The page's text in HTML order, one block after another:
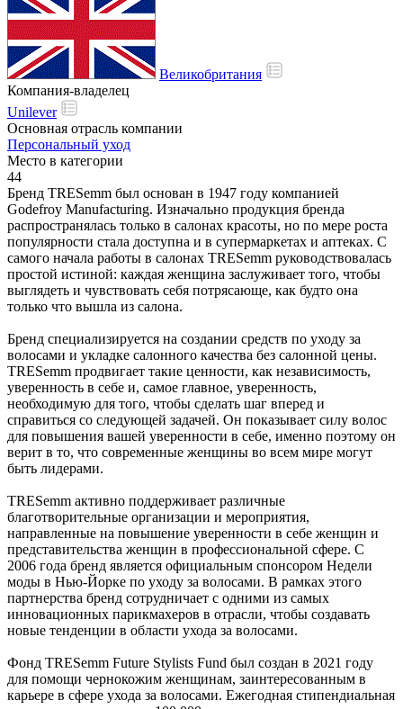
Великобритания
Компания-владелец
Unilever
Основная отрасль компании
Персональный уход
Место в категории
44
Бренд TRESemm был основан в 1947 году компанией
Godefroy Manufacturing. Изначально продукция бренда
распространялась только в салонах красоты, но по мере роста
популярности стала доступна и в супермаркетах и аптеках. С
самого начала работы в салонах TRESemm руководствовалась
простой истиной: каждая женщина заслуживает того, чтобы
выглядеть и чувствовать себя потрясающе, как будто она
только что вышла из салона.
Бренд специализируется на создании средств по уходу за
волосами и укладке салонного качества без салонной цены.
TRESemm продвигает такие ценности, как независимость,
уверенность в себе и, самое главное, уверенность,
необходимую для того, чтобы сделать шаг вперед и
справиться со следующей задачей. Он показывает силу волос
для повышения вашей уверенности в себе, именно поэтому он
верит в то, что современные женщины во всем мире могут
быть лидерами.
TRESemm активно поддерживает различные
благотворительные организации и мероприятия,
направленные на повышение уверенности в себе женщин и
представительства женщин в профессиональной сфере. С
2006 года бренд является официальным спонсором Недели
моды в Нью-Йорке по уходу за волосами. В рамках этого
партнерства бренд сотрудничает с одними из самых
инновационных парикмахеров в отрасли, чтобы создавать
новые тенденции в области ухода за волосами.
Фонд TRESemm Future Stylists Fund был создан в 2021 году
для помощи чернокожим женщинам, заинтересованным в
карьере в сфере ухода за волосами. Ежегодная стипендиальная